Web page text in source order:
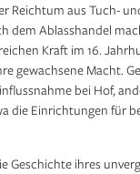
Reichtum aus Tuch-
dem Ablasshandel
Kraft im 16.
gewachsene Macht.
bei Hof,
die Einrichtungen für
Geschichte ihres